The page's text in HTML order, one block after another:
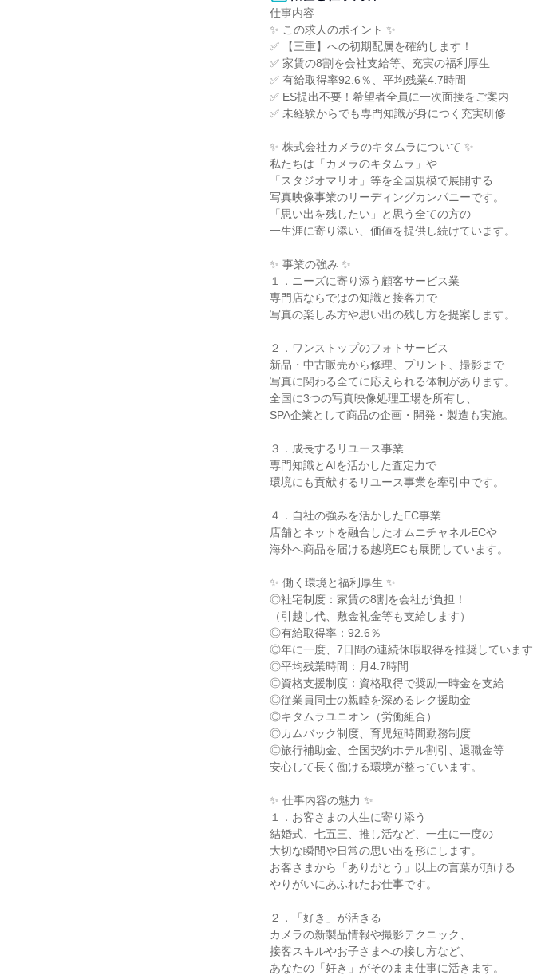
仕事内容
✨ この求人のポイント ✨
✅ 【三重】への初期配属を確約します！
✅ 家賃の8割を会社支給等、充実の福利厚生
✅ 有給取得率92.6％、平均残業4.7時間
✅ ES提出不要！希望者全員に一次面接をご案内
✅ 未経験からでも専門知識が身につく充実研修
✨ 株式会社カメラのキタムラについて ✨
私たちは「カメラのキタムラ」や
「スタジオマリオ」等を全国規模で展開する
写真映像事業のリーディングカンパニーです。
「思い出を残したい」と思う全ての方の
一生涯に寄り添い、価値を提供し続けています。
✨ 事業の強み ✨
１．ニーズに寄り添う顧客サービス業
専門店ならではの知識と接客力で
写真の楽しみ方や思い出の残し方を提案します。
２．ワンストップのフォトサービス
新品・中古販売から修理、プリント、撮影まで
写真に関わる全てに応えられる体制があります。
全国に3つの写真映像処理工場を所有し、
SPA企業として商品の企画・開発・製造も実施。
３．成長するリユース事業
専門知識とAIを活かした査定力で
環境にも貢献するリユース事業を牽引中です。
４．自社の強みを活かしたEC事業
店舗とネットを融合したオムニチャネルECや
海外へ商品を届ける越境ECも展開しています。
✨ 働く環境と福利厚生 ✨
◎社宅制度：家賃の8割を会社が負担！
（引越し代、敷金礼金等も支給します）
◎有給取得率：92.6％
◎年に一度、7日間の連続休暇取得を推奨しています
◎平均残業時間：月4.7時間
◎資格支援制度：資格取得で奨励一時金を支給
◎従業員同士の親睦を深めるレク援助金
◎キタムラユニオン（労働組合）
◎カムバック制度、育児短時間勤務制度
◎旅行補助金、全国契約ホテル割引、退職金等
安心して長く働ける環境が整っています。
✨ 仕事内容の魅力 ✨
１．お客さまの人生に寄り添う
結婚式、七五三、推し活など、一生に一度の
大切な瞬間や日常の思い出を形にします。
お客さまから「ありがとう」以上の言葉が頂ける
やりがいにあふれたお仕事です。
２．「好き」が活きる
カメラの新製品情報や撮影テクニック、
接客スキルやお子さまへの接し方など、
あなたの「好き」がそのまま仕事に活きます。